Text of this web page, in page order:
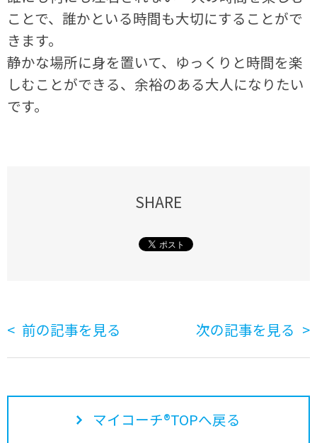
ことで、誰かといる時間も大切にすることがで
きます。
静かな場所に身を置いて、ゆっくりと時間を楽
しむことができる、余裕のある大人になりたい
です。
SHARE
前の記事を見る 次の記事を見る
マイコーチ®TOPへ戻る